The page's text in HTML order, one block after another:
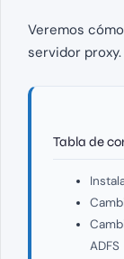
Veremos
servidor proxy.
Tabla de
ADFS